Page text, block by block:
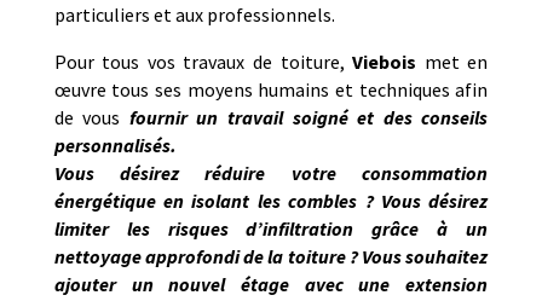
particuliers et aux professionnels.
Pour tous vos travaux de toiture,Viebois met en
œuvre tous ses moyens humains et techniques afin
de vous fournir un travail soigné et des conseils
personnalisés.
Vous désirez réduire votre consommation
énergétique en isolant les combles ? Vous désirez
limiter les risques d’infiltration grâce à un
nettoyage approfondi de la toiture ? Vous souhaitez
ajouter un nouvel étage avec une extension